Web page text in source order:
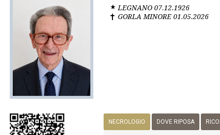
LEGNANO 07.12.1926
GORLA MINORE 01.05.2026
NECROLOGIO DOVE RIPOSA